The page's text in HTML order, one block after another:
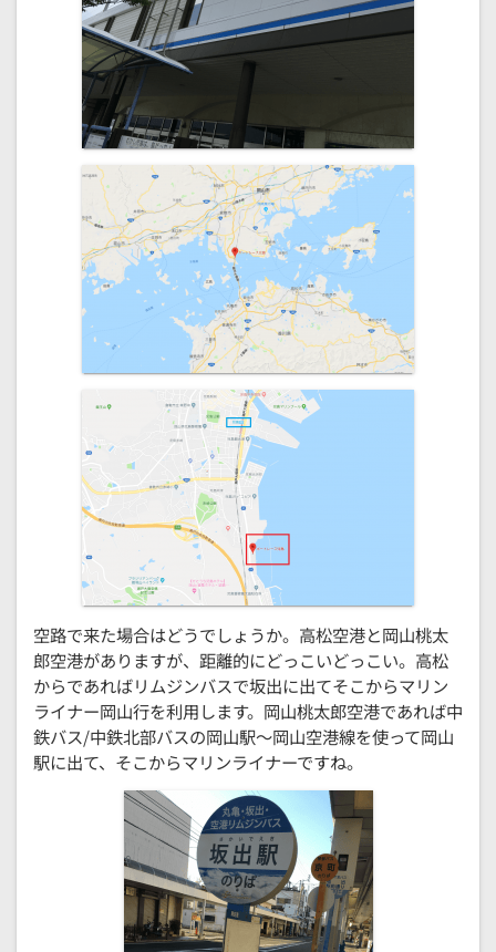
空路で来た場合はどうでしょうか。高松空港と岡山桃太
郎空港がありますが、距離的にどっこいどっこい。高松
からであればリムジンバスで坂出に出てそこからマリン
ライナー岡山行を利用します。岡山桃太郎空港であれば中
鉄バス/中鉄北部バスの岡山駅～岡山空港線を使って岡山
駅に出て、そこからマリンライナーですね。